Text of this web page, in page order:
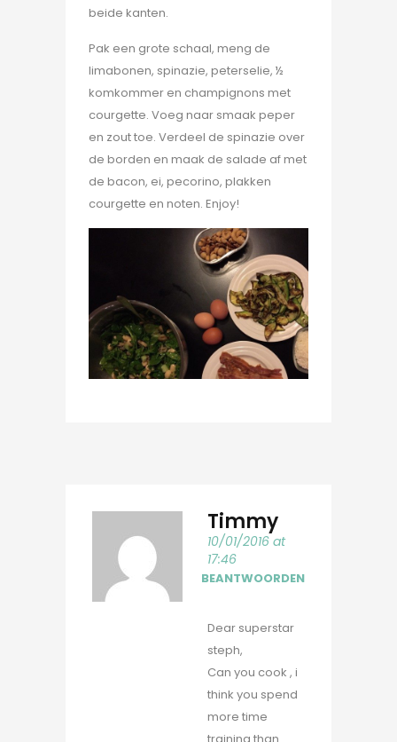
beide kanten.
Pak een grote schaal, meng de
limabonen, spinazie, peterselie, ½
komkommer en champignons met
courgette. Voeg naar smaak peper
en zout toe. Verdeel de spinazie over
de borden en maak de salade af met
de bacon, ei, pecorino, plakken
courgette en noten. Enjoy!
Timmy
10/01/2016 at
17:46
BEANTWOORDEN
Dear superstar
steph,
Can you cook , i
think you spend
more time